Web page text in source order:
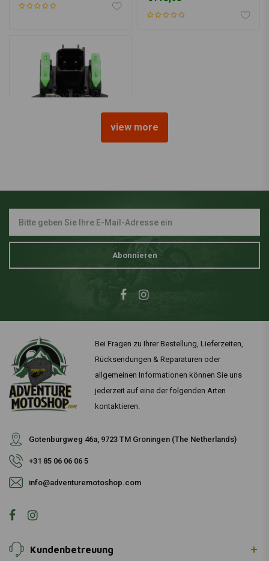
€117,95
view more
Abonnieren
Bei Fragen zu Ihrer Bestellung, Lieferzeiten,
Rücksendungen & Reparaturen oder
allgemeinen Informationen können Sie uns
jederzeit auf eine der folgenden Arten
kontaktieren.
Gotenburgweg 46a, 9723 TM Groningen (The Netherlands)
+31 85 06 06 06 5
info@adventuremotoshop.com
Kundenbetreuung